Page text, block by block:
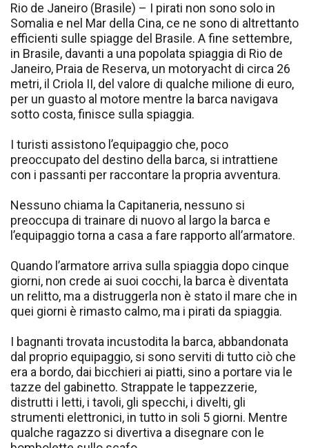
Rio de Janeiro (Brasile) – I pirati non sono solo in
Somalia e nel Mar della Cina, ce ne sono di altrettanto
efficienti sulle spiagge del Brasile. A fine settembre,
in Brasile, davanti a una popolata spiaggia di Rio de
Janeiro, Praia de Reserva, un motoryacht di circa 26
metri, il Criola II, del valore di qualche milione di euro,
per un guasto al motore mentre la barca navigava
sotto costa, finisce sulla spiaggia.
I turisti assistono l’equipaggio che, poco
preoccupato del destino della barca, si intrattiene
con i passanti per raccontare la propria avventura.
Nessuno chiama la Capitaneria, nessuno si
preoccupa di trainare di nuovo al largo la barca e
l’equipaggio torna a casa a fare rapporto all’armatore.
Quando l’armatore arriva sulla spiaggia dopo cinque
giorni, non crede ai suoi cocchi, la barca è diventata
un relitto, ma a distruggerla non è stato il mare che in
quei giorni è rimasto calmo, ma i pirati da spiaggia.
I bagnanti trovata incustodita la barca, abbandonata
dal proprio equipaggio, si sono serviti di tutto ciò che
era a bordo, dai bicchieri ai piatti, sino a portare via le
tazze del gabinetto. Strappate le tappezzerie,
distrutti i letti, i tavoli, gli specchi, i divelti, gli
strumenti elettronici, in tutto in soli 5 giorni. Mentre
qualche ragazzo si divertiva a disegnare con le